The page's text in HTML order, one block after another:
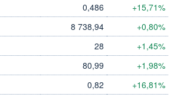
0,486 +15,71%
8 738,94 +0,80%
28 +1,45%
80,99 +1,98%
0,82 +16,81%